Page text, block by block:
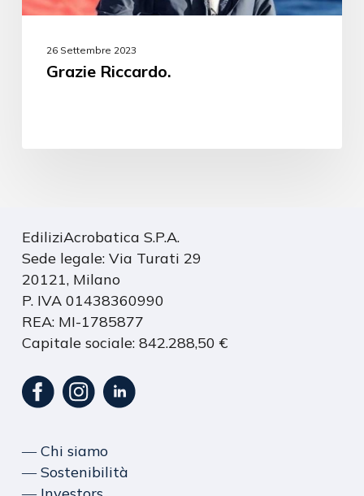
26 Settembre 2023
Grazie Riccardo.
EdiliziAcrobatica S.P.A.
Sede legale: Via Turati 29
20121, Milano
P. IVA 01438360990
REA: MI-1785877
Capitale sociale: 842.288,50 €
― Chi siamo
― Sostenibilità